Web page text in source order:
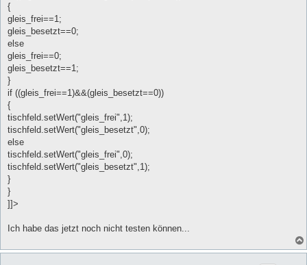
{
gleis_frei==1;
gleis_besetzt==0;
else
gleis_frei==0;
gleis_besetzt==1;
}
if ((gleis_frei==1)&&(gleis_besetzt==0))
{
tischfeld.setWert("gleis_frei",1);
tischfeld.setWert("gleis_besetzt",0);
else
tischfeld.setWert("gleis_frei",0);
tischfeld.setWert("gleis_besetzt",1);
}
}
]]>
Ich habe das jetzt noch nicht testen können...